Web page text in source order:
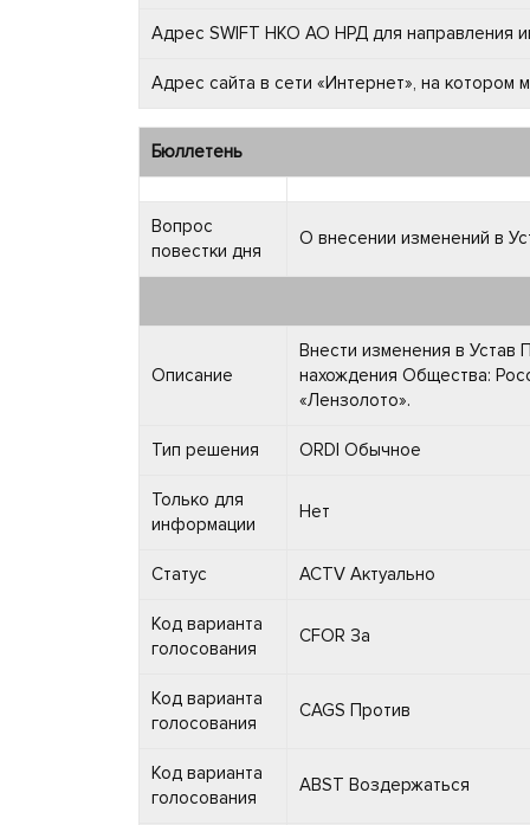
Адрес SWIFT НКО АО НРД для направления
Адрес сайта в сети «Интернет», на
Бюллетень
Вопрос
повестки дня
О внесении изменений в
Описание
Внести изменения в Устав
нахождения Общества:
«Лензолото».
Тип решения ORDI Обычное
Только для
информации
Нет
Статус ACTV Актуально
Код варианта
голосования
CFOR За
Код варианта
голосования
CAGS Против
Код варианта
голосования
ABST Воздержаться